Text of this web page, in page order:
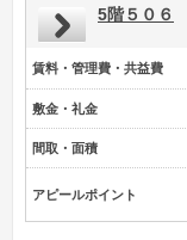
5階５０６
賃料・管理費・共益費
敷金・礼金
間取・面積
アピールポイント